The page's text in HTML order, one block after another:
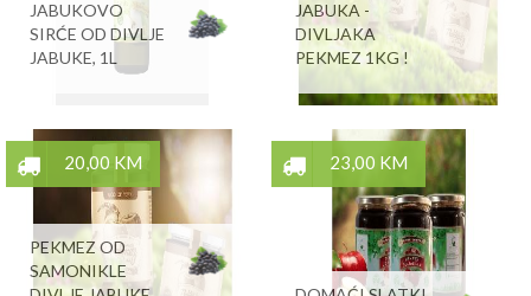
JABUKOVO
SIRĆE OD DIVLJE
JABUKE, 1L
JABUKA -
DIVLJAKA
PEKMEZ 1KG !
20,00 KM
PEKMEZ OD
SAMONIKLE
23,00 KM